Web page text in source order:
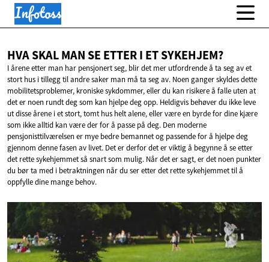
HVA SKAL MAN SE ETTER I ET SYKEHJEM?
I årene etter man har pensjonert seg, blir det mer utfordrende å ta seg av et
stort hus i tillegg til andre saker man må ta seg av. Noen ganger skyldes dette
mobilitetsproblemer, kroniske sykdommer, eller du kan risikere å falle uten at
det er noen rundt deg som kan hjelpe deg opp. Heldigvis behøver du ikke leve
ut disse årene i et stort, tomt hus helt alene, eller være en byrde for dine kjære
som ikke alltid kan være der for å passe på deg. Den moderne
pensjonisttilværelsen er mye bedre bemannet og passende for å hjelpe deg
gjennom denne fasen av livet. Det er derfor det er viktig å begynne å se etter
det rette sykehjemmet så snart som mulig. Når det er sagt, er det noen punkter
du bør ta med i betraktningen når du ser etter det rette sykehjemmet til å
oppfylle dine mange behov.